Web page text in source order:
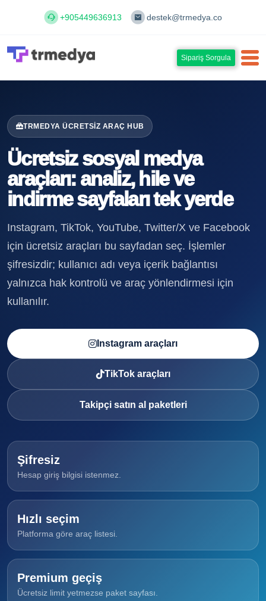
+905449636913 destek@trmedya.co
Sipariş Sorgula
TRMEDYA ÜCRETSIZ ARAÇ HUB
Ücretsiz sosyal medya
araçları: analiz, hile ve
indirme sayfaları tek yerde
Instagram, TikTok, YouTube, Twitter/X ve Facebook
için ücretsiz araçları bu sayfadan seç. İşlemler
şifresizdir; kullanıcı adı veya içerik bağlantısı
yalnızca hak kontrolü ve araç yönlendirmesi için
kullanılır.
Instagram araçları
TikTok araçları
Takipçi satın al paketleri
Şifresiz
Hesap giriş bilgisi istenmez.
Hızlı seçim
Platforma göre araç listesi.
Premium geçiş
Ücretsiz limit yetmezse paket sayfası.